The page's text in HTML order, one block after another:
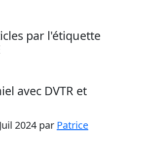
par l'étiquette
avec DVTR et
2024 par Patrice